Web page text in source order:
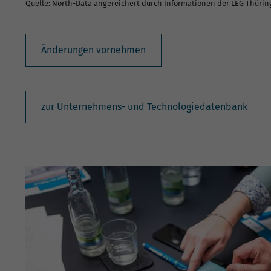
Quelle: North-Data angereichert durch Informationen der LEG
Änderungen vornehmen
zur Unternehmens- und Technologiedatenbank